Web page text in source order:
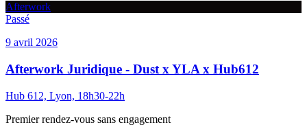
Afterwork
Passé
9 avril 2026
Afterwork Juridique - Dust x YLA x Hub612
Hub 612, Lyon, 18h30-22h
Premier rendez-vous sans engagement